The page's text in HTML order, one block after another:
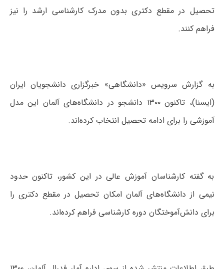
تحصیل در مقطع دکتری بدون مدرک کار‌شناسی ارشد را نیز
فراهم کنند.
به گزارش سرویس «دانشگاهی» خبرگزاری دانشجویان ایران
(ایسنا)، تاکنون ۱۳۰۰ دانشجو در دانشگاه‌های آلمان این مدل
آموزشی را برای ادامه تحصیل انتخاب کرده‌اند.
به گفته کارشناسان آموزش عالی در این کشور، تاکنون حدود
نیمی از دانشگاه‌های آلمان امکان تحصیل در مقطع دکتری را
برای دانش‌آموختگان دوره کار‌شناسی فراهم کرده‌اند.